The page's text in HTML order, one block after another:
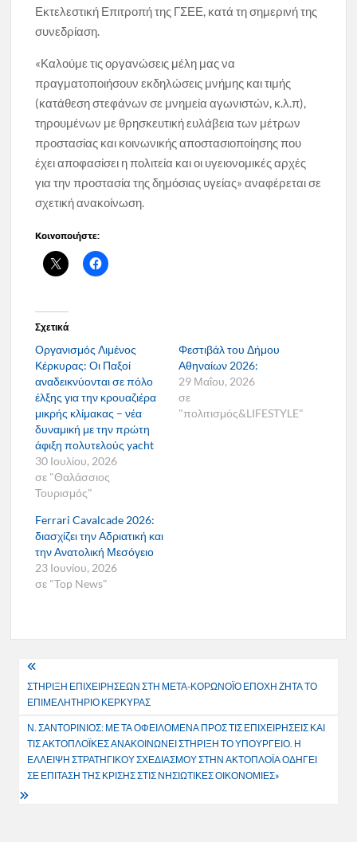
Εκτελεστική Επιτροπή της ΓΣΕΕ, κατά τη σημερινή της
συνεδρίαση.
«Καλούμε τις οργανώσεις μέλη μας να
πραγματοποιήσουν εκδηλώσεις μνήμης και τιμής
(κατάθεση στεφάνων σε μνημεία αγωνιστών, κ.λ.π),
τηρουμένων με θρησκευτική ευλάβεια των μέτρων
προστασίας και κοινωνικής αποστασιοποίησης που
έχει αποφασίσει η πολιτεία και οι υγειονομικές αρχές
για την προστασία της δημόσιας υγείας» αναφέρεται σε
σχετική ανακοίνωση.
Κοινοποιήστε:
Σχετικά
Οργανισμός Λιμένος
Κέρκυρας: Οι Παξοί
αναδεικνύονται σε πόλο
έλξης για την κρουαζιέρα
μικρής κλίμακας – νέα
δυναμική με την πρώτη
άφιξη πολυτελούς yacht
30 Ιουλίου, 2026
σε "Θαλάσσιος
Τουρισμός"
Φεστιβάλ του Δήμου
Αθηναίων 2026:
29 Μαΐου, 2026
σε
"πολιτισμός&LIFESTYLE"
Ferrari Cavalcade 2026:
διασχίζει την Αδριατική και
την Ανατολική Μεσόγειο
23 Ιουνίου, 2026
σε "Top News"
Πλοήγηση
άρθρων
ΣΤΗΡΙΞΗ ΕΠΙΧΕΙΡΗΣΕΩΝ ΣΤΗ ΜΕΤΑ-ΚΟΡΩΝΟΪΟ ΕΠΟΧΗ ΖΗΤΑ ΤΟ
ΕΠΙΜΕΛΗΤΗΡΙΟ ΚΕΡΚΥΡΑΣ
Ν. ΣΑΝΤΟΡΙΝΙΟΣ: ΜΕ ΤΑ ΟΦΕΙΛΟΜΕΝΑ ΠΡΟΣ ΤΙΣ ΕΠΙΧΕΙΡΗΣΕΙΣ ΚΑΙ
ΤΙΣ ΑΚΤΟΠΛΟΪΚΕΣ ΑΝΑΚΟΙΝΩΝΕΙ ΣΤΗΡΙΞΗ ΤΟ ΥΠΟΥΡΓΕΙΟ. Η
ΕΛΛΕΙΨΗ ΣΤΡΑΤΗΓΙΚΟΥ ΣΧΕΔΙΑΣΜΟΥ ΣΤΗΝ ΑΚΤΟΠΛΟΪΑ ΟΔΗΓΕΙ
ΣΕ ΕΠΙΤΑΣΗ ΤΗΣ ΚΡΙΣΗΣ ΣΤΙΣ ΝΗΣΙΩΤΙΚΕΣ ΟΙΚΟΝΟΜΙΕΣ»